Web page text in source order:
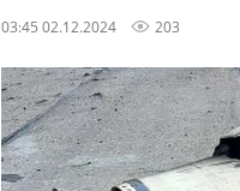
03:45 02.12.2024 203